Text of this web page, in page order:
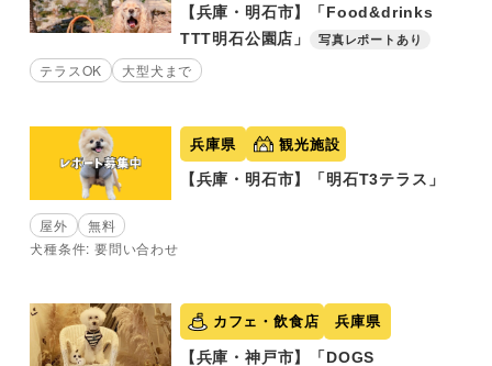
【兵庫・明石市】「Food&drinks
TTT明石公園店」
写真レポートあり
テラスOK 大型犬まで
兵庫県 観光施設
【兵庫・明石市】「明石T3テラス」
屋外
無料
犬種条件: 要問い合わせ
カフェ・飲食店 兵庫県
【兵庫・神戸市】「DOGS